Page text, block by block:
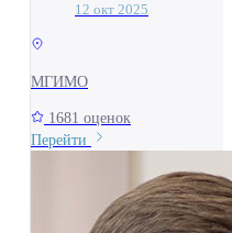
12 окт 2025
МГИМО
1681 оценок
Перейти